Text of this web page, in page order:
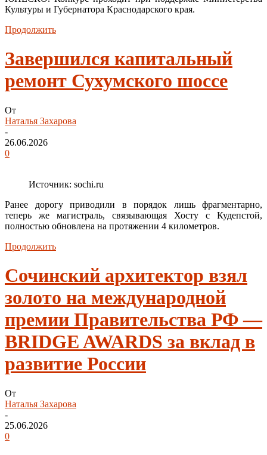
Культуры и Губернатора Краснодарского края.
Продолжить
Завершился капитальный
ремонт Сухумского шоссе
От
Наталья Захарова
-
26.06.2026
0
Источник: sochi.ru
Ранее дорогу приводили в порядок лишь фрагментарно,
теперь же магистраль, связывающая Хосту с Кудепстой,
полностью обновлена на протяжении 4 километров.
Продолжить
Сочинский архитектор взял
золото на международной
премии Правительства РФ —
BRIDGE AWARDS за вклад в
развитие России
От
Наталья Захарова
-
25.06.2026
0